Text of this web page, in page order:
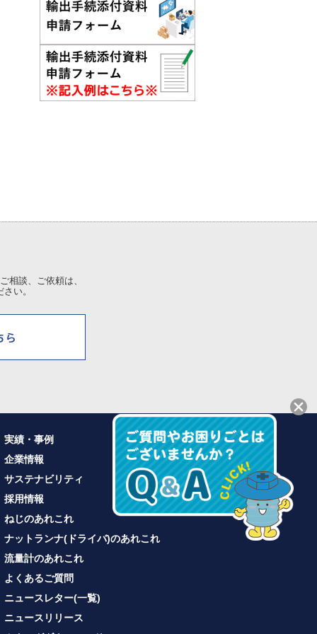
相談、ご依頼は、
い。
実績・事例
企業情報
サステナビリティ
採用情報
ねじのあれこれ
ナットランナ(ドライバ)のあれこれ
流量計のあれこれ
よくあるご質問
ニュースレター(一覧)
ニュースリリース